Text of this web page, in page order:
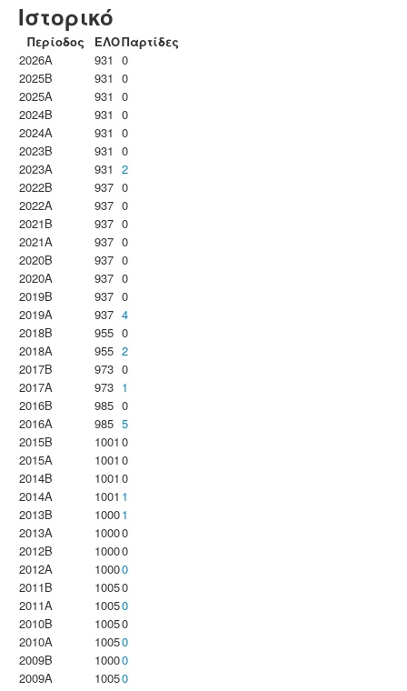
Ιστορικό
Περίοδος ΕΛΟΠαρτίδες
2026A
931 0
2025B
931 0
2025A
931 0
2024B
931 0
2024A
931 0
2023B
931 0
2023Α
931 2
2022B
937 0
2022A
937 0
2021B
937 0
2021A
937 0
2020B
937 0
2020A
937 0
2019B
937 0
2019A
937 4
2018B
955 0
2018A
955 2
2017B
973 0
2017A
973 1
2016B
985 0
2016A
985 5
2015B
1001 0
2015A
1001 0
2014B
1001 0
2014A
1001 1
2013B
10001
2013A
10000
2012B
10000
2012A
10000
2011B
10050
2011A
10050
2010B
10050
2010A
10050
2009B
10000
2009A
10050